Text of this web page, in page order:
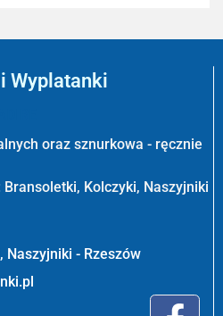
Wyplatanki
oraz sznurkowa - ręcznie
Kolczyki, Naszyjniki
Naszyjniki - Rzeszów